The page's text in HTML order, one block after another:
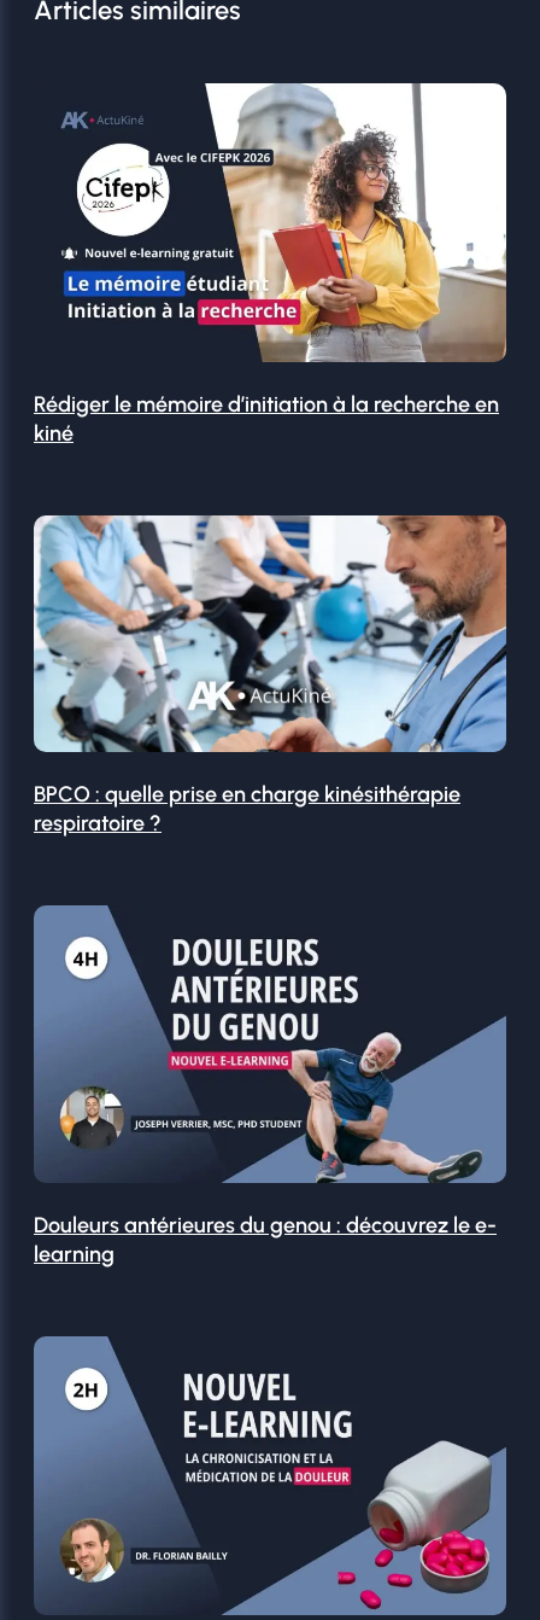
Articles similaires
Rédiger le mémoire d’initiation à la recherche en
kiné
BPCO : quelle prise en charge kinésithérapie
respiratoire ?
Douleurs antérieures du genou : découvrez le e-
learning